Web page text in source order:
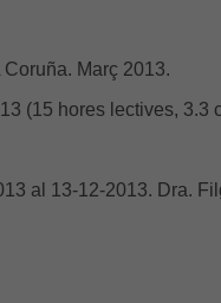
Març 2013.
(15 hores lectives, 3.3
al 13-12-2013. Dra.